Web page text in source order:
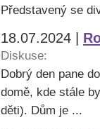
Představený se
18.07.2024 |
Diskuse:
Dobrý den pane
domě, kde stále
děti). Dům je ...